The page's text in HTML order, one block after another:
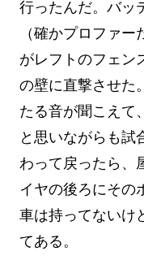
行ったんだ。バッ
（確かプロファー
がレフトのフェン
の壁に直撃させた
たる音が聞こえて
と思いながらも試
わって戻ったら、
イヤの後ろにその
車は持ってないけ
てある。